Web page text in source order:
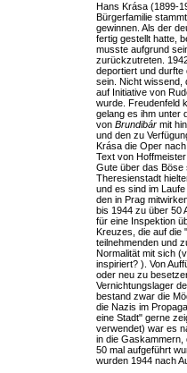
Hans Krása (1899-
Bürgerfamilie
gewinnen. Als der
fertig gestellt hatte,
musste aufgrund
zurückzutreten.
deportiert und
sein. Nicht wissend,
auf Initiative von
wurde. Freudenfeld
gelang es ihm unter
von Brundibármit
und den zu
Krása die Oper
Text von
Gute über das Böse
Theresienstadt
und es sind im
den in Prag
bis 1944 zu über 50
für eine Inspektion
Kreuzes, die auf die
teilnehmenden und
Normalität mit sich
inspiriert? ). Von
oder neu zu
Vernichtungslager
bestand zwar die
die Nazis im
eine Stadt" gerne
verwendet) war es
in die Gaskammern,
50 mal aufgeführt
wurden 1944 nach